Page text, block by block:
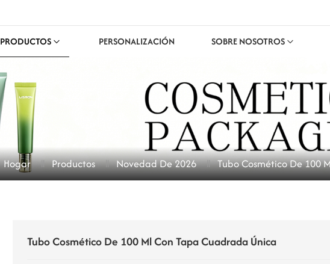
PRODUCTOS PERSONALIZACIÓN SOBRE NOSOTROS
Hogar Productos Novedad De 2026 Tubo Cosmético De 100
Tubo Cosmético De 100 Ml Con Tapa Cuadrada Única